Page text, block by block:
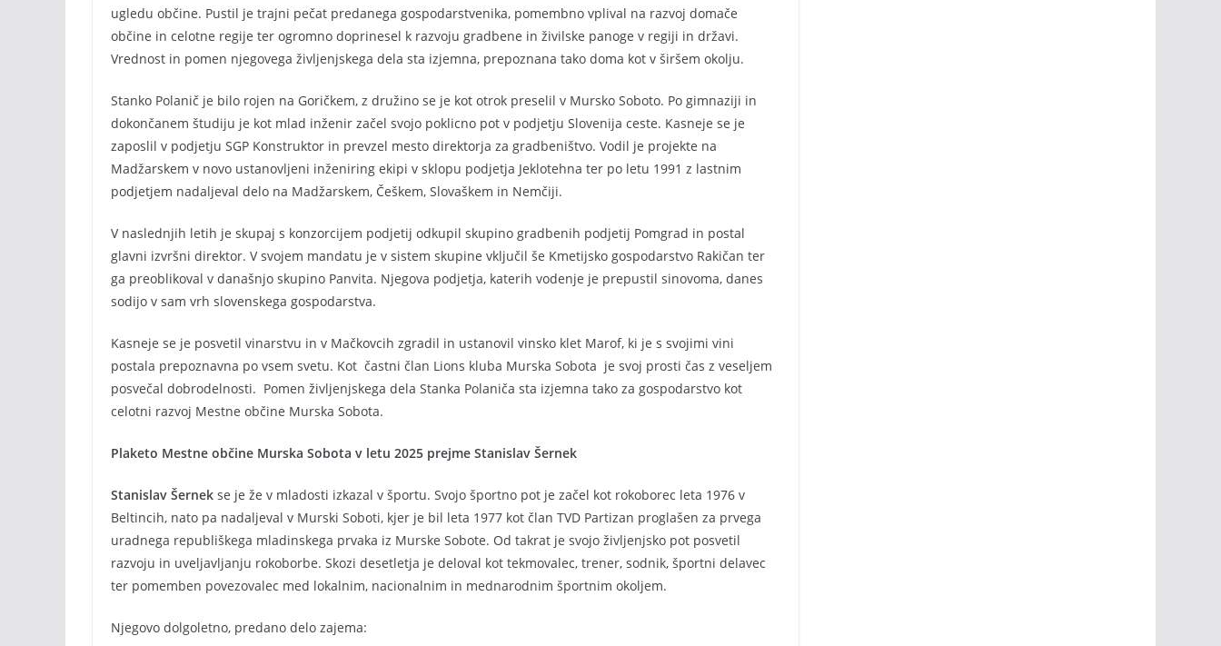
ugledu občine. Pustil je trajni pečat predanega gospodarstvenika, pomembno vplival na razvoj domače
občine in celotne regije ter ogromno doprinesel k razvoju gradbene in živilske panoge v regiji in državi.
Vrednost in pomen njegovega življenjskega dela sta izjemna, prepoznana tako doma kot v širšem okolju.
Stanko Polanič je bilo rojen na Goričkem, z družino se je kot otrok preselil v Mursko Soboto. Po gimnaziji in
dokončanem študiju je kot mlad inženir začel svojo poklicno pot v podjetju Slovenija ceste. Kasneje se je
zaposlil v podjetju SGP Konstruktor in prevzel mesto direktorja za gradbeništvo. Vodil je projekte na
Madžarskem v novo ustanovljeni inženiring ekipi v sklopu podjetja Jeklotehna ter po letu 1991 z lastnim
podjetjem nadaljeval delo na Madžarskem, Češkem, Slovaškem in Nemčiji.
V naslednjih letih je skupaj s konzorcijem podjetij odkupil skupino gradbenih podjetij Pomgrad in postal
glavni izvršni direktor. V svojem mandatu je v sistem skupine vključil še Kmetijsko gospodarstvo Rakičan ter
ga preoblikoval v današnjo skupino Panvita. Njegova podjetja, katerih vodenje je prepustil sinovoma, danes
sodijo v sam vrh slovenskega gospodarstva.
Kasneje se je posvetil vinarstvu in v Mačkovcih zgradil in ustanovil vinsko klet Marof, ki je s svojimi vini
postala prepoznavna po vsem svetu. Kot častni član Lions kluba Murska Sobota je svoj prosti čas z veseljem
posvečal dobrodelnosti. Pomen življenjskega dela Stanka Polaniča sta izjemna tako za gospodarstvo kot
celotni razvoj Mestne občine Murska Sobota.
Plaketo Mestne občine Murska Sobota v letu 2025 prejme Stanislav Šernek
Stanislav Šernek se je že v mladosti izkazal v športu. Svojo športno pot je začel kot rokoborec leta 1976 v
Beltincih, nato pa nadaljeval v Murski Soboti, kjer je bil leta 1977 kot član TVD Partizan proglašen za prvega
uradnega republiškega mladinskega prvaka iz Murske Sobote. Od takrat je svojo življenjsko pot posvetil
razvoju in uveljavljanju rokoborbe. Skozi desetletja je deloval kot tekmovalec, trener, sodnik, športni delavec
ter pomemben povezovalec med lokalnim, nacionalnim in mednarodnim športnim okoljem.
Njegovo dolgoletno, predano delo zajema: